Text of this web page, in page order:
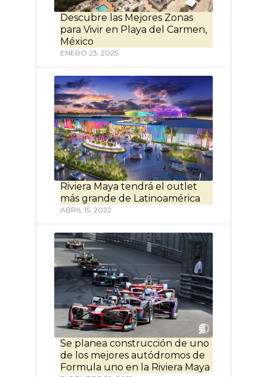
Descubre las Mejores Zonas
para Vivir en Playa del Carmen,
México
ENERO 23, 2025
Riviera Maya tendrá el outlet
más grande de Latinoamérica
ABRIL 15, 2022
Se planea construcción de uno
de los mejores autódromos de
Formula uno en la Riviera Maya